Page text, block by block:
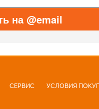
на @email
СЕРВИС УСЛОВИЯ